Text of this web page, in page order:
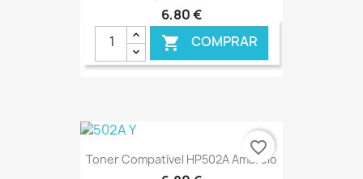
6,80 €
 COMPRAR
€ ONLINE
Toner Compatível HP502A Amarelo
favorite_border